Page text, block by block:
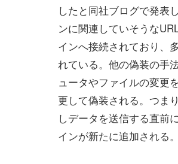
したと同社ブログで発表
ンに関連していそうな
インへ接続されており、
れている。他の偽装の手
ュータやファイルの変更
更して偽装される。つま
しデータを送信する直前
インが新たに追加される。